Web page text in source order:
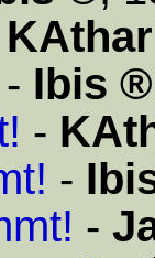
- Ibis
-
-
-